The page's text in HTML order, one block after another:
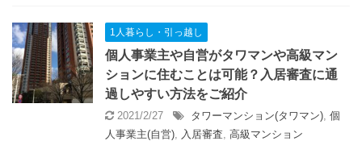
1人暮らし・引っ越し
個人事業主や自営がタワマンや高級マン
ションに住むことは可能？入居審査に通
過しやすい方法をご紹介
2021/2/27 タワーマンション(タワマン), 個
人事業主(自営), 入居審査, 高級マンション